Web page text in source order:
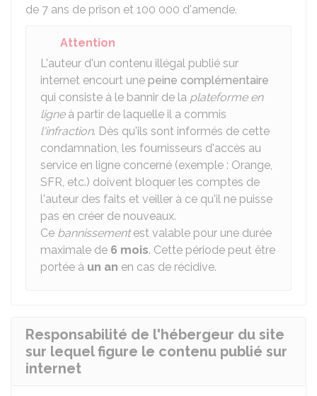
de 7 ans de prison et 100 000 d'amende.
Attention
L'auteur d'un contenu illégal publié sur
internet encourt une peine complémentaire
qui consiste à le bannir de la plateforme en
ligneà partir de laquelle il a commis
l'infraction. Dès qu'ils sont informés de cette
condamnation, les fournisseurs d'accès au
service en ligne concerné (exemple : Orange,
SFR, etc.) doivent bloquer les comptes de
l'auteur des faits et veiller à ce qu'il ne puisse
pas en créer de nouveaux.
Ce bannissementest valable pour une durée
maximale de 6 mois. Cette période peut être
portée à un an en cas de récidive.
Responsabilité de l'hébergeur du site
sur lequel figure le contenu publié sur
internet